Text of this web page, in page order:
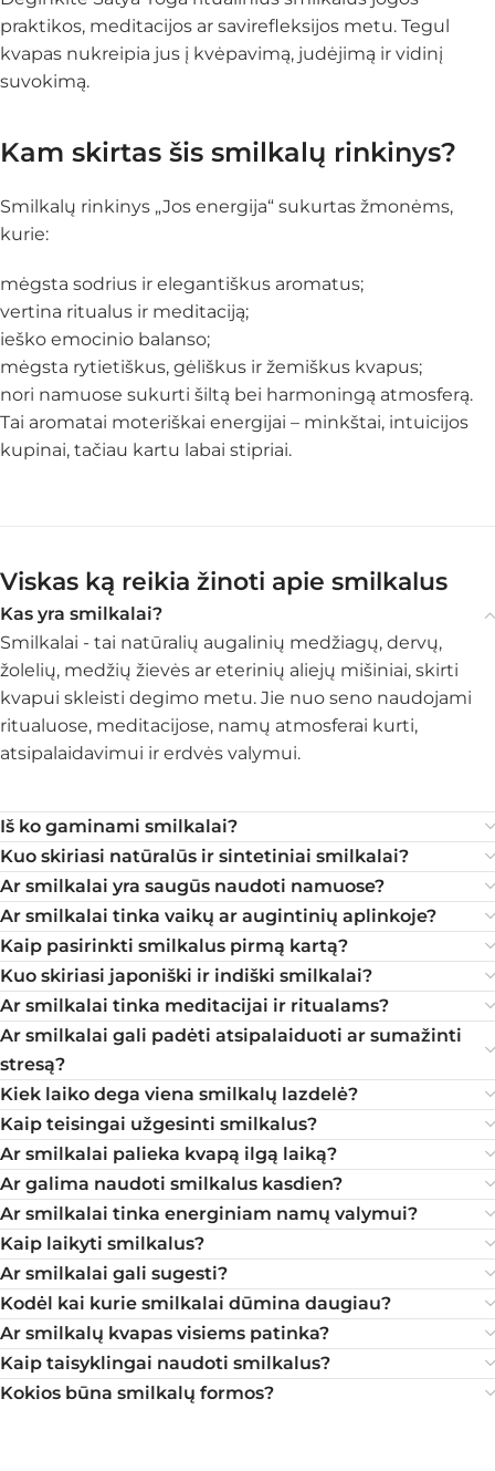
praktikos, meditacijos ar savirefleksijos metu. Tegul
kvapas nukreipia jus į kvėpavimą, judėjimą ir vidinį
suvokimą.
Kam skirtas šis smilkalų rinkinys?
Smilkalų rinkinys „Jos energija“ sukurtas žmonėms,
kurie:
mėgsta sodrius ir elegantiškus aromatus;
vertina ritualus ir meditaciją;
ieško emocinio balanso;
mėgsta rytietiškus, gėliškus ir žemiškus kvapus;
nori namuose sukurti šiltą bei harmoningą atmosferą.
Tai aromatai moteriškai energijai – minkštai, intuicijos
kupinai, tačiau kartu labai stipriai.
Viskas ką reikia žinoti apie smilkalus
Kas yra smilkalai?
Smilkalai - tai natūralių augalinių medžiagų, dervų,
žolelių, medžių žievės ar eterinių aliejų mišiniai, skirti
kvapui skleisti degimo metu. Jie nuo seno naudojami
ritualuose, meditacijose, namų atmosferai kurti,
atsipalaidavimui ir erdvės valymui.
Iš ko gaminami smilkalai?
Kuo skiriasi natūralūs ir sintetiniai smilkalai?
Ar smilkalai yra saugūs naudoti namuose?
Ar smilkalai tinka vaikų ar augintinių aplinkoje?
Kaip pasirinkti smilkalus pirmą kartą?
Kuo skiriasi japoniški ir indiški smilkalai?
Ar smilkalai tinka meditacijai ir ritualams?
Ar smilkalai gali padėti atsipalaiduoti ar sumažinti
stresą?
Kiek laiko dega viena smilkalų lazdelė?
Kaip teisingai užgesinti smilkalus?
Ar smilkalai palieka kvapą ilgą laiką?
Ar galima naudoti smilkalus kasdien?
Ar smilkalai tinka energiniam namų valymui?
Kaip laikyti smilkalus?
Ar smilkalai gali sugesti?
Kodėl kai kurie smilkalai dūmina daugiau?
Ar smilkalų kvapas visiems patinka?
Kaip taisyklingai naudoti smilkalus?
Kokios būna smilkalų formos?